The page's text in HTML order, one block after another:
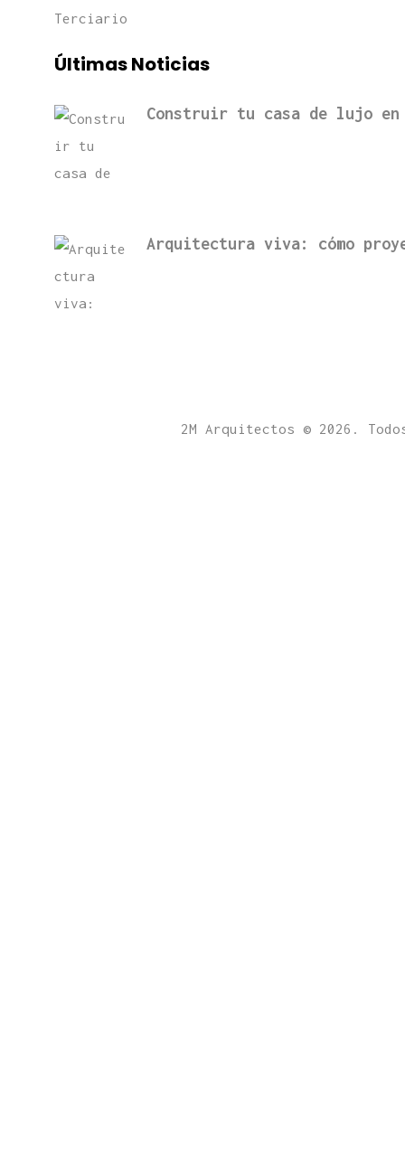
Terciario
Últimas Noticias
Construir tu casa de lujo
Arquitectura viva: cómo
2M Arquitectos © 2026.